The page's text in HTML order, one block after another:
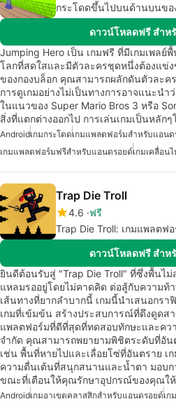
กระโดดขึ้นไปบนด้านบนขอ
ดาวน์โหลดฟรี สำห
Jumping Hero เป็น เกมฟรี ที่มีเกมเพล
โลกที่สดใสและมีตัวละครชุดหนึ่งต้องแข่
ของกองบล็อก คุณสามารถผลักดันตัวละค
การดูเกมอย่างไม่เป็นทางการอาจแนะนำ
ในแนวของ Super Mario Bros 3 หรือ
สิ่งที่แตกต่างออกไป การเล่นเกมเป็นหลัก
Androidเกมกระโดดเกมแพลตฟอร์มสำหรับแอนด
เกมแพลตฟอร์มฟรีสำหรับแอนดรอยด์เกมเคลื่อน
Trap Die Troll
4.6 ฟรี
Trap Die Troll: เกมแพลตฟ
ดาวน์โหลดฟรี สำห
ยินดีต้อนรับสู่ "Trap Die Troll" ที่ซึ่งพื้นไ
แหลมรออยู่โดยไม่คาดคิด ต่อสู้กับความท้
เส้นทางที่ยากลำบากนี้ เกมนี้นำเสนอกร
เกมที่เข้มข้น สร้างประสบการณ์ที่ดึงดูดส
แพลตฟอร์มที่ดีที่สุดที่ทดสอบทักษะและค
จำกัด คุณสามารถพยายามพิชิตระดับที่อัน
เช่น พื้นที่หายไปและเลื่อยโซ่ที่อันตราย
ความตื่นเต้นที่สนุกสนานและน้ำตา มอบก
ขณะที่เตือนให้คุณรักษาอุปกรณ์ของคุณใ
Androidเกมอาเขตคลาสสิกสำหรับแอนดรอยด์เก